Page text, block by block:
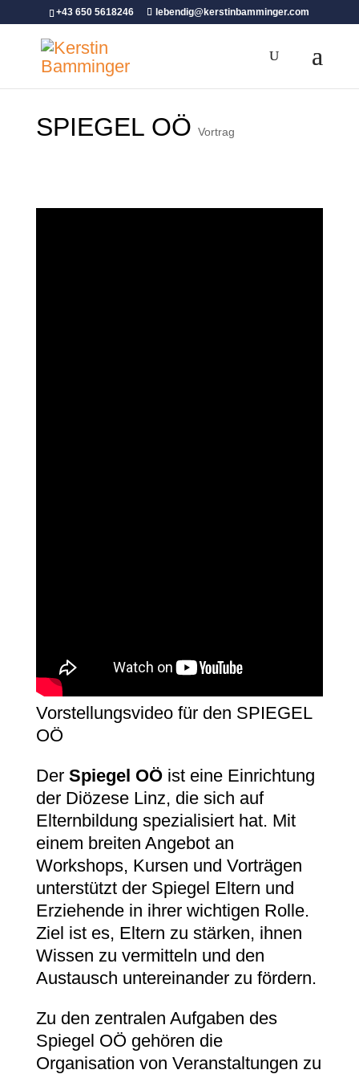
+43 650 5618246 lebendig@kerstinbamminger.com
SPIEGEL OÖ Vortrag
Vorstellungsvideo für den SPIEGEL
OÖ
Der Spiegel OÖist eine Einrichtung
der Diözese Linz, die sich auf
Elternbildung spezialisiert hat. Mit
einem breiten Angebot an
Workshops, Kursen und Vorträgen
unterstützt der Spiegel Eltern und
Erziehende in ihrer wichtigen Rolle.
Ziel ist es, Eltern zu stärken, ihnen
Wissen zu vermitteln und den
Austausch untereinander zu fördern.
Zu den zentralen Aufgaben des
Spiegel OÖ gehören die
Organisation von Veranstaltungen zu